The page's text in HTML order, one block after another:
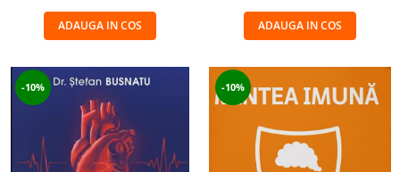
ADAUGA IN COS ADAUGA IN COS
-10% -10%